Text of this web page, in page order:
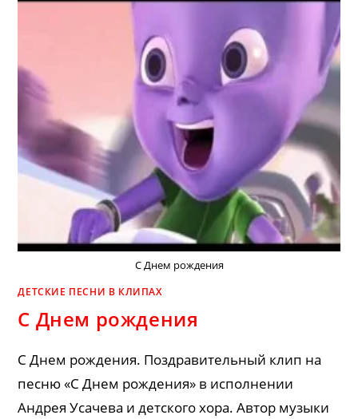
С Днем рождения
ДЕТСКИЕ ПЕСНИ В КЛИПАХ
С Днем рождения
С Днем рождения. Поздравительный клип на
песню «С Днем рождения» в исполнении
Андрея Усачева и детского хора. Автор музыки